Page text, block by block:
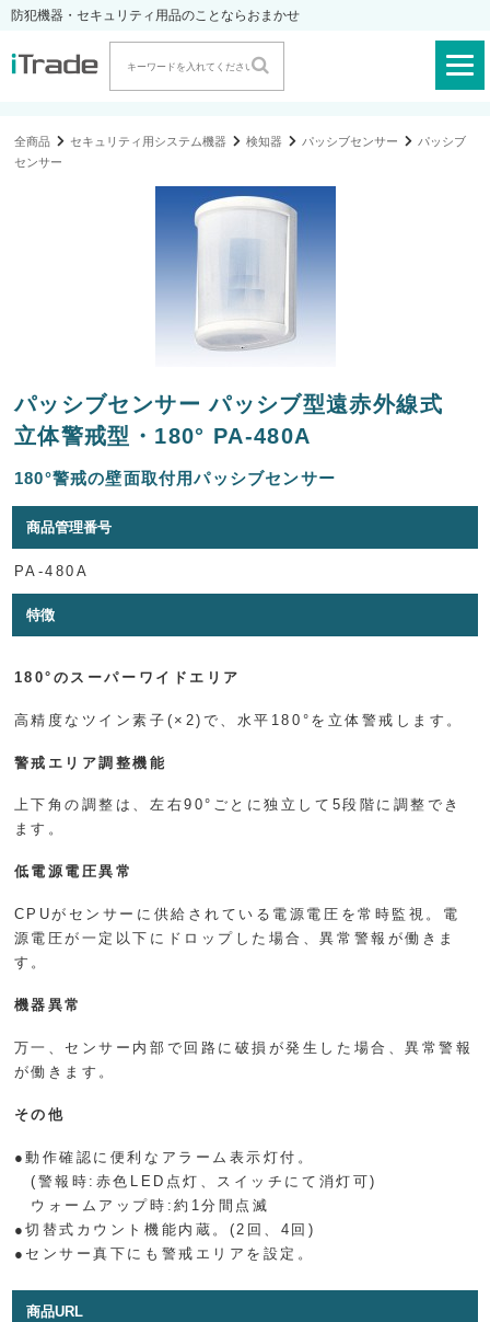
防犯機器・セキュリティ用品のことならおまかせ
全商品 セキュリティ用システム機器 検知器 パッシブセンサー
パッシブ
センサー
パッシブセンサー パッシブ型遠赤外線式
立体警戒型・180° PA-480A
180°警戒の壁面取付用パッシブセンサー
商品管理番号
PA-480A
特徴
180°のスーパーワイドエリア
高精度なツイン素子(×2)で、水平180°を立体警戒します。
警戒エリア調整機能
上下角の調整は、左右90°ごとに独立して5段階に調整でき
ます。
低電源電圧異常
CPUがセンサーに供給されている電源電圧を常時監視。電
源電圧が一定以下にドロップした場合、異常警報が働きま
す。
機器異常
万一、センサー内部で回路に破損が発生した場合、異常警報
が働きます。
その他
●動作確認に便利なアラーム表示灯付。
(警報時:赤色LED点灯、スイッチにて消灯可)
ウォームアップ時:約1分間点滅
●切替式カウント機能内蔵。(2回、4回)
●センサー真下にも警戒エリアを設定。
商品URL